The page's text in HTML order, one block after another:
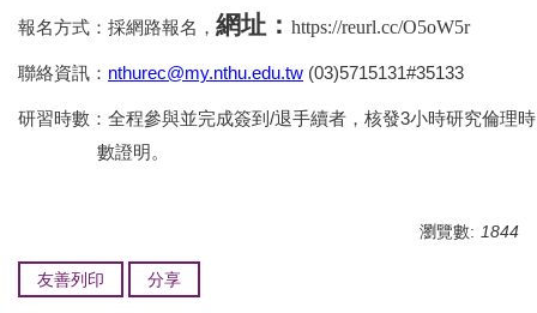
報名方式：採網路報名， 網址： https://reurl.cc/O5oW5r
聯絡資訊： nthurec@my.nthu.edu.tw (03)5715131#35133
研習時數：全程參與並完成簽到/退手續者，核發3小時研究倫理時
數證明。
瀏覽數: 1844
友善列印 分享